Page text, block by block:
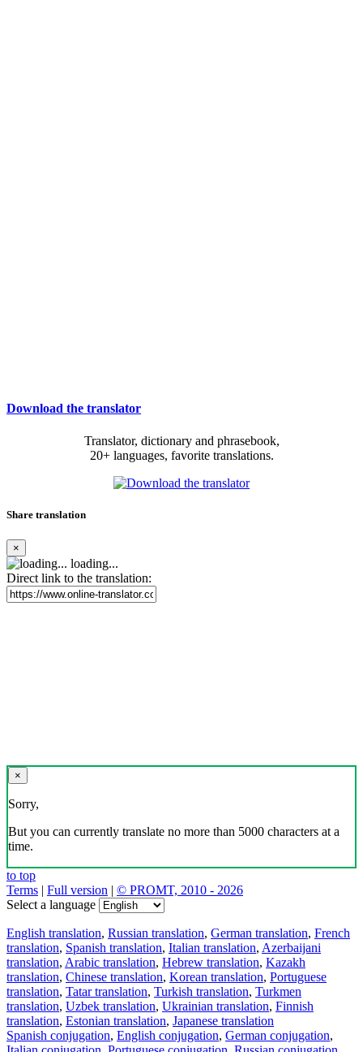
Download the translator
Translator, dictionary and phrasebook,
20+ languages, favorite translations.
Share translation
×
loading...
Direct link to the translation:
×
Sorry,
But you can currently translate no more than 5000 characters at a
time.
to top
Terms | Full version | © PROMT, 2010 - 2026
Select a language
English translation, Russian translation, German translation, French
translation, Spanish translation, Italian translation, Azerbaijani
translation, Arabic translation, Hebrew translation, Kazakh
translation, Chinese translation, Korean translation, Portuguese
translation, Tatar translation, Turkish translation, Turkmen
translation, Uzbek translation, Ukrainian translation, Finnish
translation, Estonian translation, Japanese translation
Spanish conjugation, English conjugation, German conjugation,